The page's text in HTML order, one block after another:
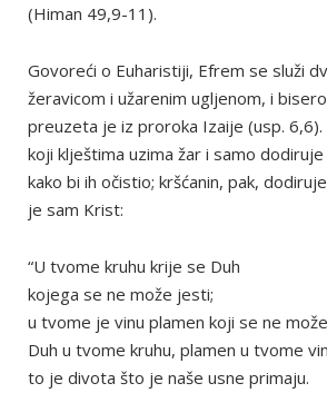
(Himan 49,9-11).
Govoreći o Euharistiji, Efrem se služi
žeravicom i užarenim ugljenom, i
preuzeta je iz proroka Izaije (usp. 6,6).
koji klještima uzima žar i samo
kako bi ih očistio; kršćanin, pak,
je sam Krist:
“U tvome kruhu krije se Duh
kojega se ne može jesti;
u tvome je vinu plamen koji se ne
Duh u tvome kruhu, plamen u tvome
to je divota što je naše usne primaju.